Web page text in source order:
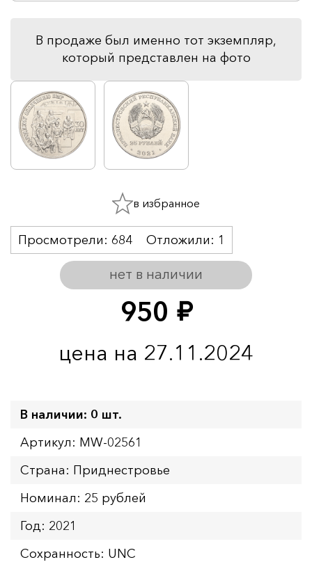
В продаже был именно тот экземпляр,
который представлен на фото
950 руб.
цена на 27.11.2024
нет в наличии
Просмотрели: 684 Отложили: 1
в избранное
В наличии: 0 шт.
Артикул: MW-02561
Страна: Приднестровье
Номинал: 25 рублей
Год: 2021
Сохранность: UNC